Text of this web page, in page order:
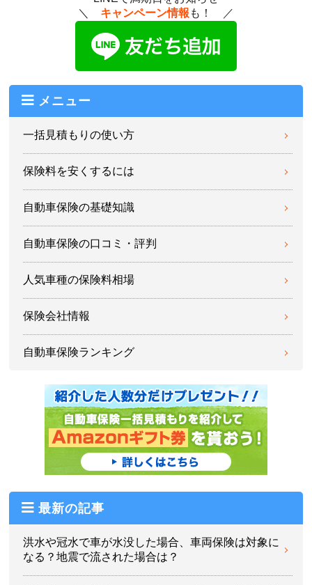
＼ キャンペーン情報 も！ ／
メニュー
一括見積もりの使い方
保険料を安くするには
自動車保険の基礎知識
自動車保険の口コミ・評判
人気車種の保険料相場
保険会社情報
自動車保険ランキング
最新の記事
洪水や冠水で車が水没した場合、車両保険は対象に
なる？地震で流された場合は？